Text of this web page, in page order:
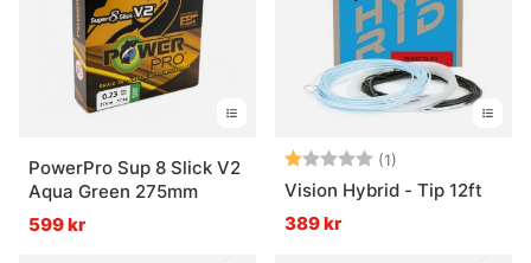
Vad är nylonlina?
Vad är fluorocarbon?
PowerPro Sup 8 Slick V2
Aqua Green 275mm
599 kr
Betyg: (1)
Vision Hybrid - Tip 12ft
389 kr